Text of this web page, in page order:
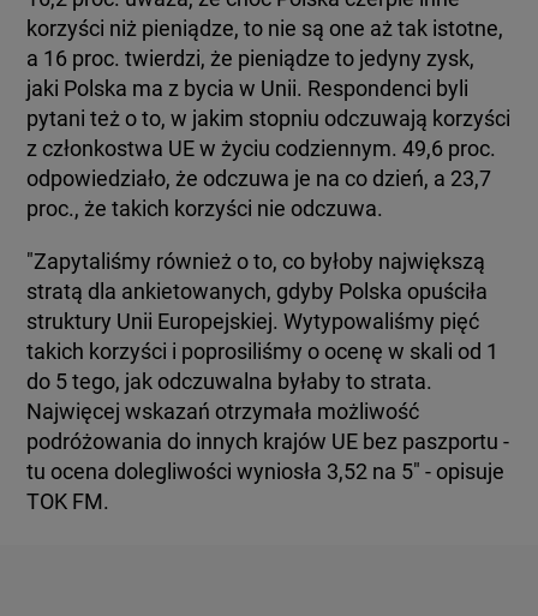
korzyści niż pieniądze, to nie są one aż tak istotne,
a 16 proc. twierdzi, że pieniądze to jedyny zysk,
jaki Polska ma z bycia w Unii. Respondenci byli
pytani też o to, w jakim stopniu odczuwają korzyści
z członkostwa UE w życiu codziennym. 49,6 proc.
odpowiedziało, że odczuwa je na co dzień, a 23,7
proc., że takich korzyści nie odczuwa.
"Zapytaliśmy również o to, co byłoby największą
stratą dla ankietowanych, gdyby Polska opuściła
struktury Unii Europejskiej. Wytypowaliśmy pięć
takich korzyści i poprosiliśmy o ocenę w skali od 1
do 5 tego, jak odczuwalna byłaby to strata.
Najwięcej wskazań otrzymała możliwość
podróżowania do innych krajów UE bez paszportu -
tu ocena dolegliwości wyniosła 3,52 na 5" - opisuje
TOK FM.